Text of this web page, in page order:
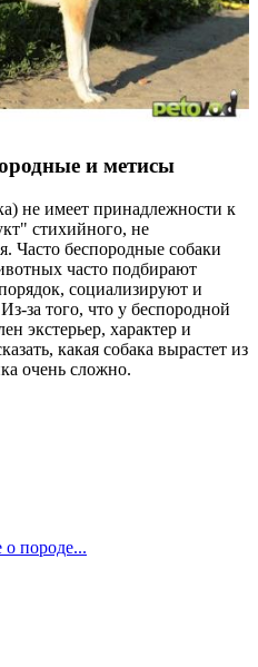
и метисы
не имеет принадлежности к
стихийного, не
Часто беспородные собаки
часто подбирают
социализируют и
за того, что у беспородной
экстерьер, характер и
какая собака вырастет из
очень сложно.
породе...